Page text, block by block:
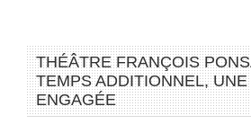
THÉÂTRE FRANÇOIS
TEMPS ADDITIONNEL,
ENGAGÉE